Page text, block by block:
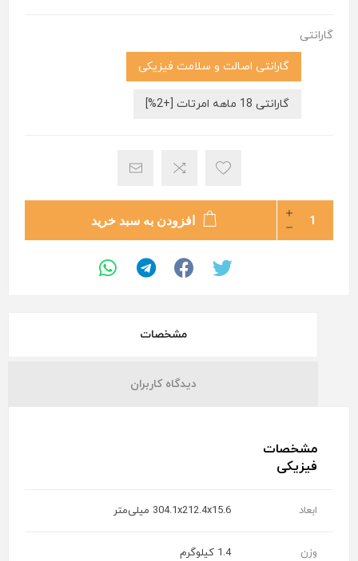
گارانتی
گارانتی اصالت و سلامت فیزیکی
گارانتی 18 ماهه امرتات [+2%]
افزودن به سبد خرید
مشخصات
دیدگاه کاربران
مشخصات
فیزیکی
ابعاد 304.1x212.4x15.6 میلی‌متر
وزن 1.4 کیلوگرم